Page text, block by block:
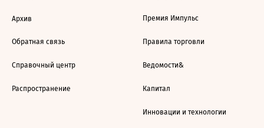
Архив
Обратная связь
Справочный центр
Распространение
Премия Импульс
Правила торговли
Ведомости&
Капитал
Инновации и технологии